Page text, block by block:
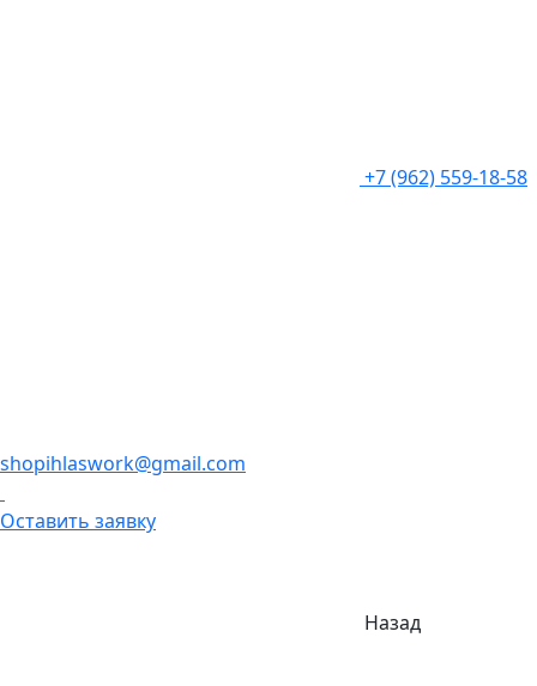
+7 (962) 559-18-58
shopihlaswork@gmail.com
Оставить заявку
Назад